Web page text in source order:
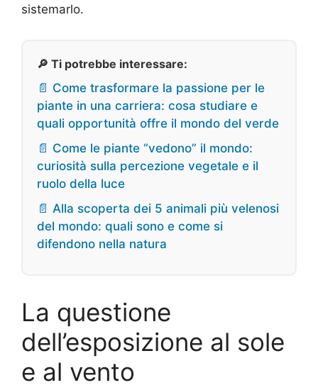
sistemarlo.
🔎 Ti potrebbe interessare:
📄 Come trasformare la passione per le
piante in una carriera: cosa studiare e
quali opportunità offre il mondo del verde
📄 Come le piante “vedono” il mondo:
curiosità sulla percezione vegetale e il
ruolo della luce
📄 Alla scoperta dei 5 animali più velenosi
del mondo: quali sono e come si
difendono nella natura
La questione
dell’esposizione al sole
e al vento